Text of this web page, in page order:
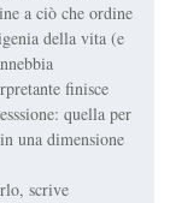
a ciò che ordine
della vita (e
finisce
quella per
una dimensione
scrive